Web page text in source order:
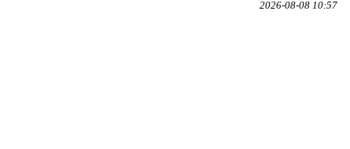
2026-08-08 10:57